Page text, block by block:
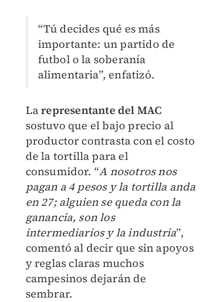
“Tú decides qué es más
importante: un partido de
futbol o la soberanía
alimentaria”, enfatizó.
Larepresentante del MAC
sostuvo que el bajo precio al
productor contrasta con el costo
de la tortilla para el
consumidor. “A nosotros nos
pagan a 4 pesos y la tortilla anda
en 27; alguien se queda con la
ganancia, son los
intermediarios y la industria”,
comentó al decir que sin apoyos
y reglas claras muchos
campesinos dejarán de
sembrar.